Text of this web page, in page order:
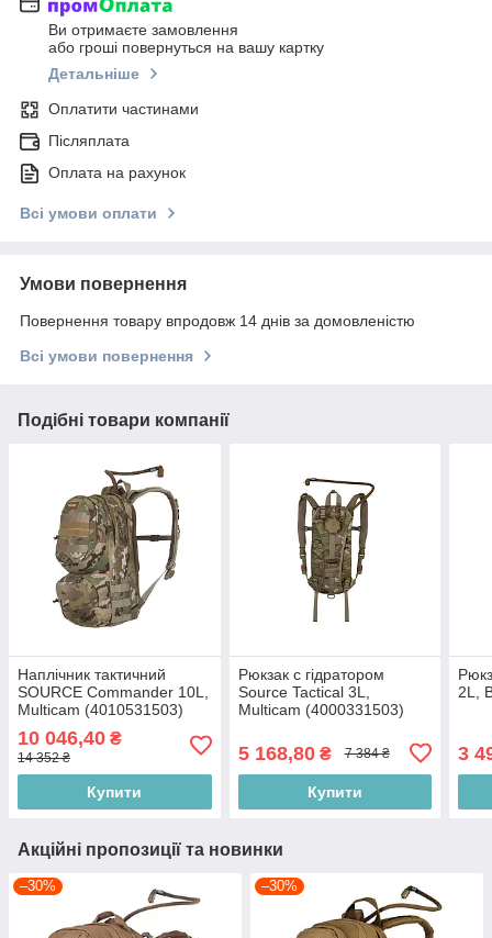
Ви отримаєте замовлення
або гроші повернуться на вашу картку
Детальніше
Оплатити частинами
Післяплата
Оплата на рахунок
Всі умови оплати
Умови повернення
Повернення товару впродовж 14 днів за домовленістю
Всі умови повернення
Подібні товари компанії
Наплічник тактичний
SOURCE Commander 10L,
Multicam (4010531503)
10 046,40 ₴
14 352 ₴
Купити
Рюкзак с гідратором
Source Tactical 3L,
Multicam (4000331503)
5 168,80₴ 7 384 ₴
Купити
2L,
3
Акційні пропозиції та новинки
–30% –30%